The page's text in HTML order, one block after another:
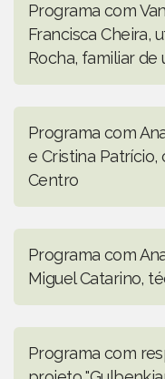
Programa com
Francisca Cheira,
Rocha, familiar de
Programa com
e Cristina
Centro
Programa com
Miguel Catarino,
Programa com